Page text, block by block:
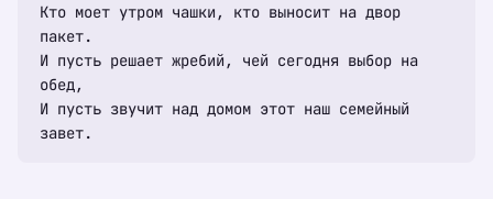
Кто моет утром чашки, кто выносит на двор
пакет.
И пусть решает жребий, чей сегодня выбор на
обед,
И пусть звучит над домом этот наш семейный